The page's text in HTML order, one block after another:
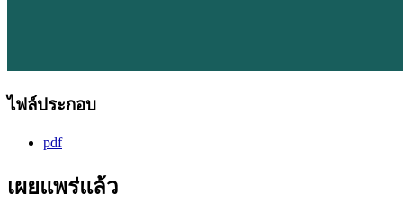
ไฟล์ประกอบ
pdf
เผยแพร่แล้ว